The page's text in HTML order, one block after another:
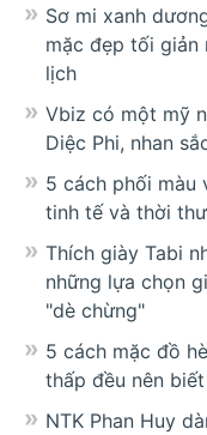
Sơ mi xanh
mặc đẹp tối giản
lịch
Vbiz có một mỹ
Diệc Phi, nhan
5 cách phối màu
tinh tế và thời
Thích giày Tabi
những lựa chọn
"dè chừng"
5 cách mặc đồ
thấp đều nên biết
NTK Phan Huy